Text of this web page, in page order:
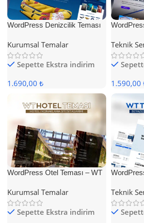
WordPress Denizcilik Teması
Kurumsal Temalar
Sepette Ekstra indirim
1.690,00 ₺
Teknik
1.590,00
WordPress Otel Teması – WT
Kurumsal Temalar
Sepette Ekstra indirim
Teknik